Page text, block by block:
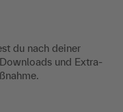
du nach deiner
und Extra-